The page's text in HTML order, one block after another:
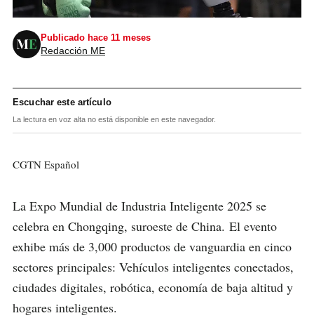
Publicado hace 11 meses
Redacción ME
Escuchar este artículo
La lectura en voz alta no está disponible en este navegador.
CGTN Español
La Expo Mundial de Industria Inteligente 2025 se
celebra en Chongqing, suroeste de China. El evento
exhibe más de 3,000 productos de vanguardia en cinco
sectores principales: Vehículos inteligentes conectados,
ciudades digitales, robótica, economía de baja altitud y
hogares inteligentes.